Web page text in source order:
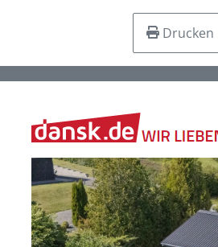
Drucken